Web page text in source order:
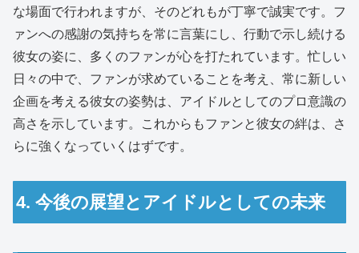
な場面で行われますが、そのどれもが丁寧で誠実です。フ
ァンへの感謝の気持ちを常に言葉にし、行動で示し続ける
彼女の姿に、多くのファンが心を打たれています。忙しい
日々の中で、ファンが求めていることを考え、常に新しい
企画を考える彼女の姿勢は、アイドルとしてのプロ意識の
高さを示しています。これからもファンと彼女の絆は、さ
らに強くなっていくはずです。
4. 今後の展望とアイドルとしての未来